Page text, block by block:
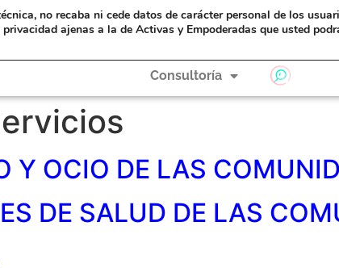
Formación A Hombros de Gigantas
Consultoría
Y OCIO DE LAS
DE SALUD DE LAS
no recaba ni cede datos de carácter personal de los
ajenas a la de Activas y Empoderadas que usted